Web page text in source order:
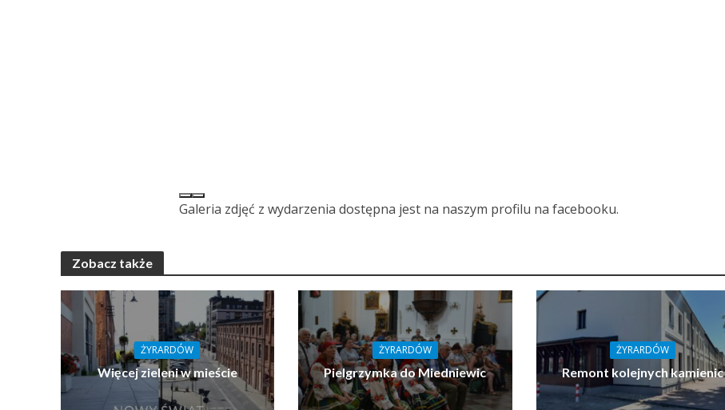
Galeria zdjęć z wydarzenia dostępna jest na naszym profilu na facebooku.
Zobacz także
ŻYRARDÓW
Więcej zieleni w mieście
ŻYRARDÓW
Pielgrzymka do Miedniewic
ŻYRARDÓW
Remont kolejnych kamienic